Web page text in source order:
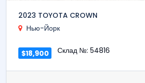
2023 TOYOTA CROWN
Нью-Йорк
$18,900 Склад №: 54816